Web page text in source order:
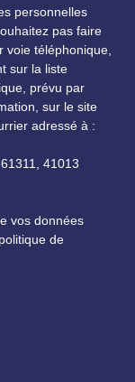
personnelles
pas faire
voie téléphonique,
sur la liste
prévu par
sur le site
adressé à :
41013
vos données
politique de